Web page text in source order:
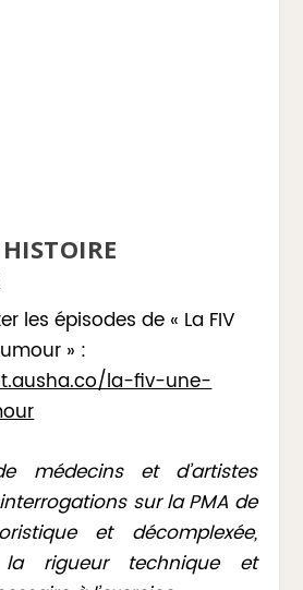
les épisodes de « La FIV
» :
la-fiv-une-
médecins et d’artistes
sur la PMA de
et décomplexée,
rigueur technique et